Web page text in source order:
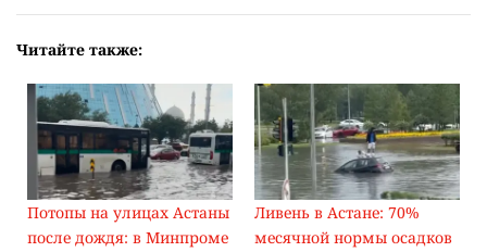
Читайте также:
Потопы на улицах Астаны
после дождя: в Минпроме
Ливень в Астане: 70%
месячной нормы осадков